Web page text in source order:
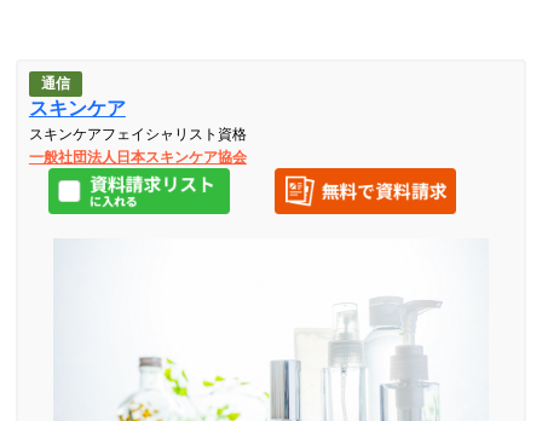
通信
スキンケア
スキンケアフェイシャリスト資格
一般社団法人日本スキンケア協会